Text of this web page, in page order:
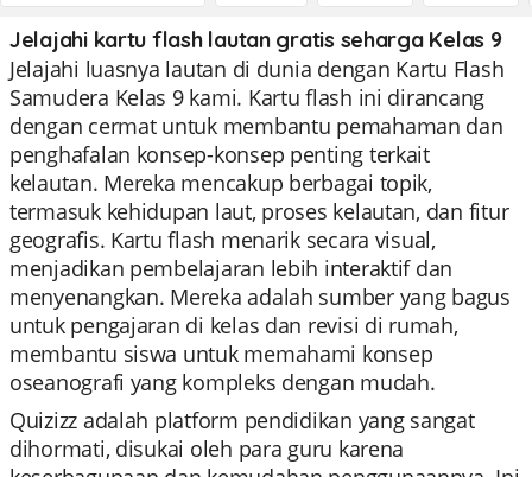
Jelajahi kartu flash lautan gratis seharga Kelas 9
Jelajahi luasnya lautan di dunia dengan Kartu Flash
Samudera Kelas 9 kami. Kartu flash ini dirancang
dengan cermat untuk membantu pemahaman dan
penghafalan konsep-konsep penting terkait
kelautan. Mereka mencakup berbagai topik,
termasuk kehidupan laut, proses kelautan, dan fitur
geografis. Kartu flash menarik secara visual,
menjadikan pembelajaran lebih interaktif dan
menyenangkan. Mereka adalah sumber yang bagus
untuk pengajaran di kelas dan revisi di rumah,
membantu siswa untuk memahami konsep
oseanografi yang kompleks dengan mudah.
Quizizz adalah platform pendidikan yang sangat
dihormati, disukai oleh para guru karena